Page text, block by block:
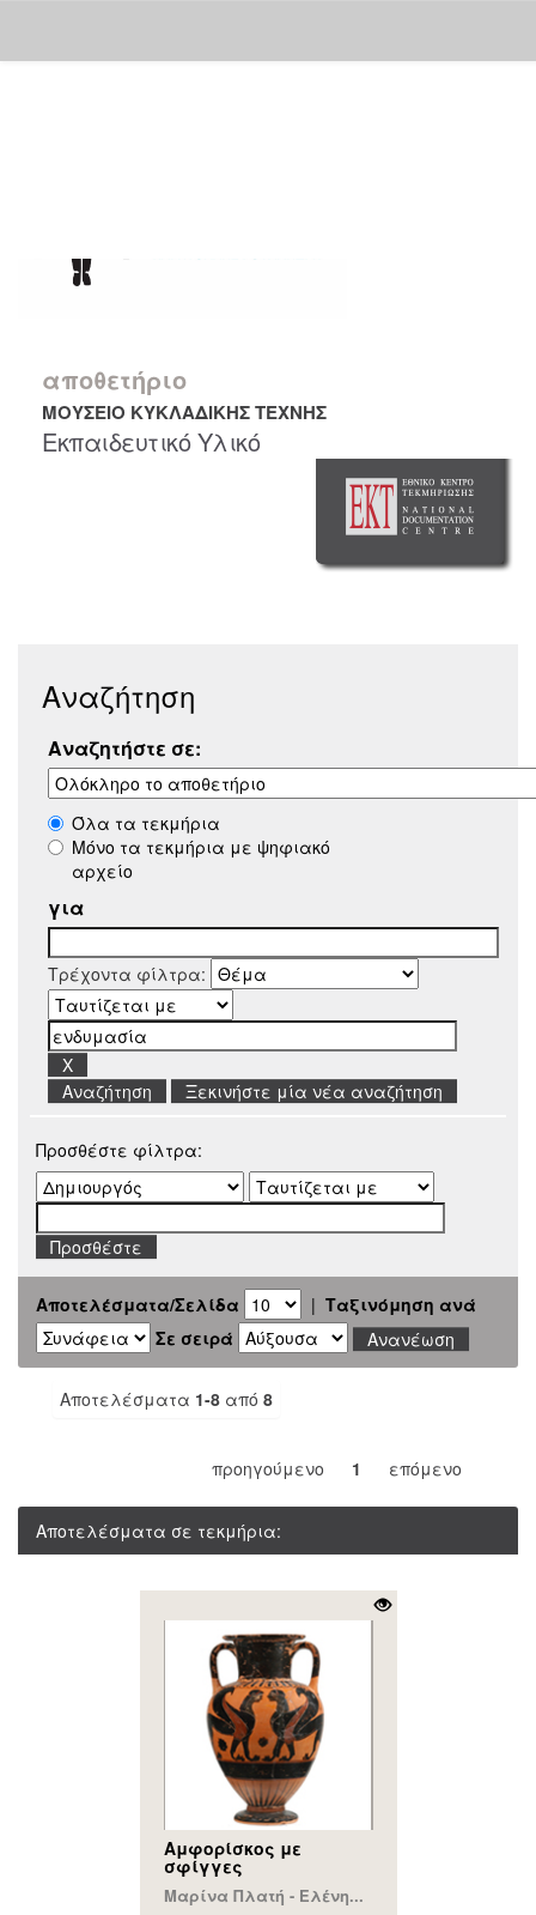
αποθετήριο
ΜΟΥΣΕΙΟ ΚΥΚΛΑΔΙΚΗΣ ΤΕΧΝΗΣ
Εκπαιδευτικό Υλικό
Αναζήτηση
Αναζητήστε σε:
Όλα τα τεκμήρια
Μόνο τα τεκμήρια με ψηφιακό
αρχείο
για
Τρέχοντα φίλτρα:
Ξεκινήστε μία νέα αναζήτηση
Προσθέστε φίλτρα:
Αποτελέσματα/Σελίδα | Ταξινόμηση ανά
Σε σειρά
Αποτελέσματα 1-8 από 8
προηγούμενο 1 επόμενο
Αποτελέσματα σε τεκμήρια:
Αμφορίσκος με
σφίγγες
Μαρίνα Πλατή - Ελένη...